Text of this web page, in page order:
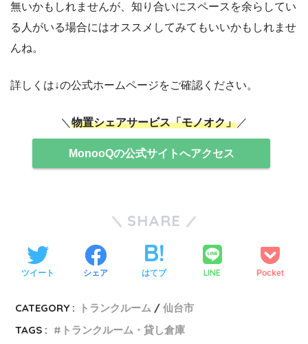
無いかもしれませんが、知り合いにスペースを余らしてい
る人がいる場合にはオススメしてみてもいいかもしれませ
んね。
詳しくは↓の公式ホームページをご確認ください。
＼ 物置シェアサービス「モノオク」 ／
MonooQの公式サイトへアクセス
SHARE
ツイート シェア はてブ LINE Pocket
CATEGORY : トランクルーム
仙台市
TAGS :
トランクルーム・貸し倉庫